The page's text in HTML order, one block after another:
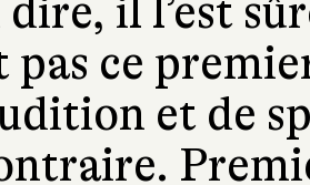
il l’est
pas ce
et de